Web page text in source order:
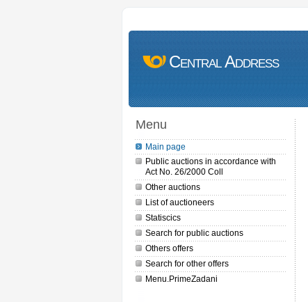
Central Address
Menu
Main page
Public auctions in accordance with
Act No. 26/2000 Coll
Other auctions
List of auctioneers
Statiscics
Search for public auctions
Others offers
Search for other offers
Menu.PrimeZadani